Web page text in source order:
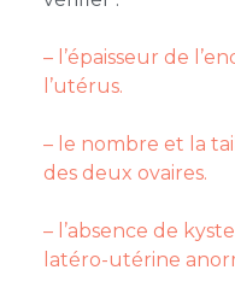
– l’épaisseur de
l’utérus.
– le nombre et la
des deux ovaires.
– l’absence de
latéro-utérine